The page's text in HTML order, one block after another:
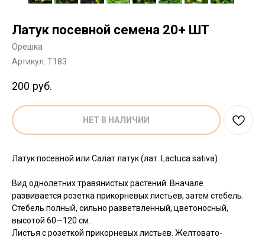
Латук посевной семена 20+ ШТ
Орешка
Артикул: T183
200 руб.
НЕТ В НАЛИЧИИ
Латук посевной или Салат латук (лат. Lactuca sativa)
Вид однолетних травянистых растений. Вначале
развивается розетка прикорневых листьев, затем стебель.
Стебель полный, сильно разветвленный, цветоносный,
высотой 60—120 см.
Листья с розеткой прикорневых листьев. Желтовато-